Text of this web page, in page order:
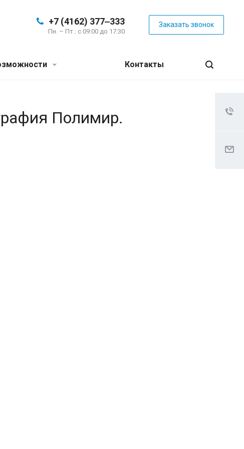
+7 (4162) 377‒333
Пн. – Пт.: с 09:00 до 17:30
Заказать звонок
Контакты
Полимир.